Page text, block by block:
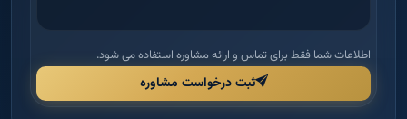
اطلاعات شما فقط برای تماس و ارائه مشاوره استفاده می شود.
ثبت درخواست مشاوره